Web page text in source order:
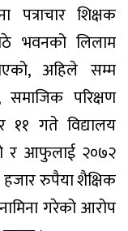
पत्राचार शिक्षक
भवनको लिलाम
अहिले सम्म
परिक्षण
गते विद्यालय
र आफुलाई २०७२
हजार रुपैया शैक्षिक
गरेको आरोप